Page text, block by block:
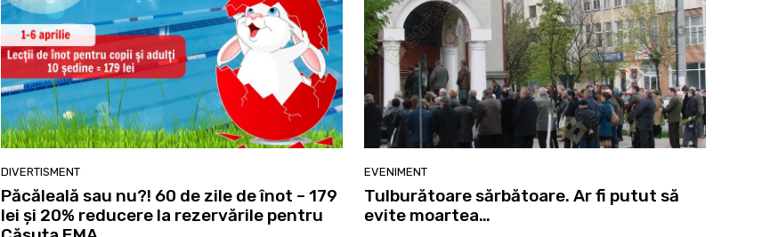
DIVERTISMENT
Păcăleală sau nu?! 60 de zile de înot – 179
lei și 20% reducere la rezervările pentru
EVENIMENT
Tulburătoare sărbătoare. Ar fi putut să
evite moartea…